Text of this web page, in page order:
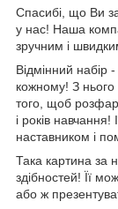
Спасибі, що Ви
у нас! Наша
зручним і
Відмінний набір
кожному! З
того, щоб
і років
наставником і
Така картина за
здібностей! Її
або ж